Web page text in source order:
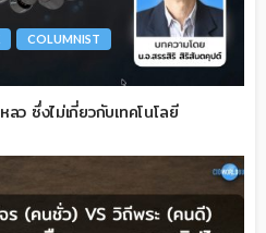
COLUMNIST
ว ซึ่งไม่เกี่ยวกับเทคโนโลยี